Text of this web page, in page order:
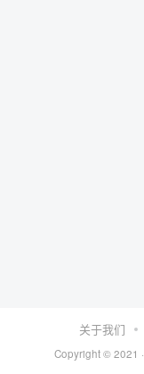
关于我们
Copyright © 2021 ·